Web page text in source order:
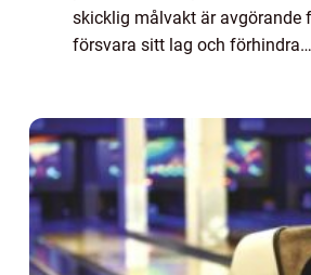
skicklig målvakt är avgörande
försvara sitt lag och förhindra
till förväntnin...